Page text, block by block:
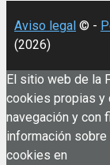
Aviso legal © -
(2026)
El sitio web de la
cookies propias y
navegación y con
información
cookies en